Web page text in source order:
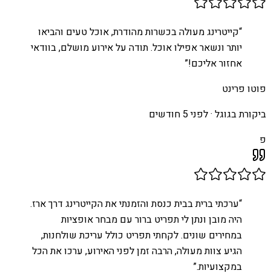
“קייטרינג מעולה בכשרות מהודרת, אוכל טעים והביאו
יותר ונשאר אפילו אוכל. תודה על אירוע מושלם, בוודאי
אחזור אליכם!”
פוטו פרינט
ביקורת בגוגל ·לפני 5 חודשים
פ
“ערכתי ברית בבית כנסת והזמנתי את הקייטרינג דרך ארז.
היה מובן ונתן לי תפריט ברור עם מבחר אופציות
במחירים שונים. לקחתי תפריט כולל עריכת שולחנות,
הגיע צוות מעולה, הרבה זמן לפני האירוע, ערכו את הכל
במקצועיות.”